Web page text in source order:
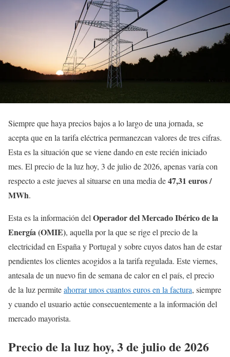
Siempre que haya precios bajos a lo largo de una jornada, se
acepta que en la tarifa eléctrica permanezcan valores de tres cifras.
Esta es la situación que se viene dando en este recién iniciado
mes. El precio de la luz hoy, 3 de julio de 2026, apenas varía con
respecto a este jueves al situarse en una media de47,31 euros /
MWh.
Esta es la información del Operador del Mercado Ibérico de la
Energía (OMIE), aquella por la que se rige el precio de la
electricidad en España y Portugal y sobre cuyos datos han de estar
pendientes los clientes acogidos a la tarifa regulada. Este viernes,
antesala de un nuevo fin de semana de calor en el país, el precio
de la luz permiteahorrar unos cuantos euros en la factura, siempre
y cuando el usuario actúe consecuentemente a la información del
mercado mayorista.
Precio de la luz hoy, 3 de julio de 2026